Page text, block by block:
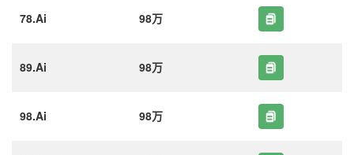
78.Ai 98万
89.Ai 98万
98.Ai 98万